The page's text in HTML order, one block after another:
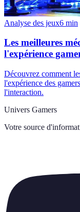
Analyse des jeux6 min
Les meilleures
l'expérience
Découvrez comment
l'expérience des
l'interaction.
Univers Gamers
Votre source